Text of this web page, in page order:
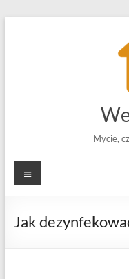
Mycie,
Menu
Jak